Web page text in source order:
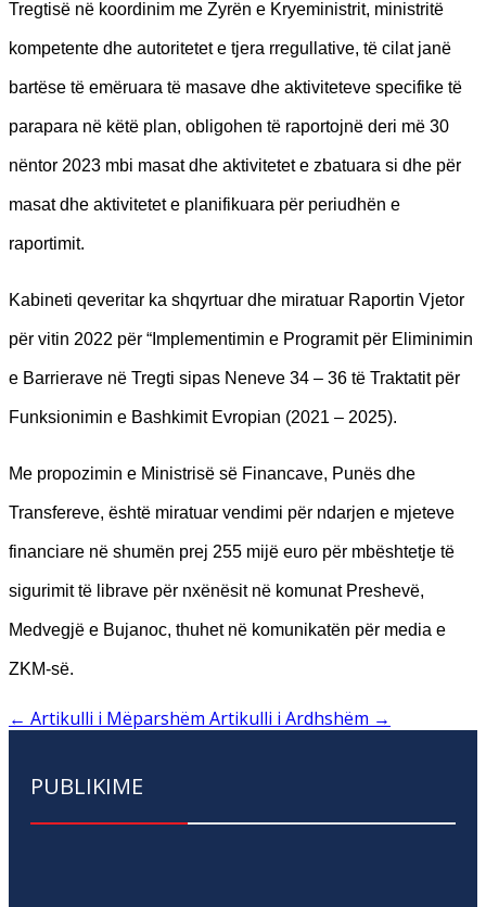
Tregtisë në koordinim me Zyrën e Kryeministrit, ministritë
kompetente dhe autoritetet e tjera rregullative, të cilat janë
bartëse të emëruara të masave dhe aktiviteteve specifike të
parapara në këtë plan, obligohen të raportojnë deri më 30
nëntor 2023 mbi masat dhe aktivitetet e zbatuara si dhe për
masat dhe aktivitetet e planifikuara për periudhën e
raportimit.
Kabineti qeveritar ka shqyrtuar dhe miratuar Raportin Vjetor
për vitin 2022 për “Implementimin e Programit për Eliminimin
e Barrierave në Tregti sipas Neneve 34 – 36 të Traktatit për
Funksionimin e Bashkimit Evropian (2021 – 2025).
Me propozimin e Ministrisë së Financave, Punës dhe
Transfereve, është miratuar vendimi për ndarjen e mjeteve
financiare në shumën prej 255 mijë euro për mbështetje të
sigurimit të librave për nxënësit në komunat Preshevë,
Medvegjë e Bujanoc, thuhet në komunikatën për media e
ZKM-së.
← Artikulli i Mëparshëm Artikulli i Ardhshëm →
PUBLIKIME